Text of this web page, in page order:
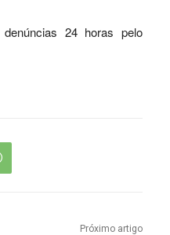
24 horas pelo
Próximo artigo